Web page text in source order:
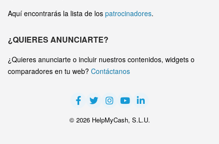
Aquí encontrarás la lista de los patrocinadores.
¿QUIERES ANUNCIARTE?
¿Quieres anunciarte o incluir nuestros contenidos, widgets o
comparadores en tu web? Contáctanos
© 2026 HelpMyCash, S.L.U.